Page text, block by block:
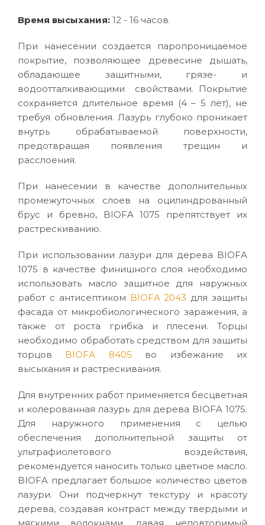
Время высыхания: 12 - 16 часов.
При нанесении создается паропроницаемое
покрытие, позволяющее древесине дышать,
обладающее защитными, грязе- и
водоотталкивающими свойствами. Покрытие
сохраняется длительное время (4 – 5 лет), не
требуя обновления. Лазурь глубоко проникает
внутрь обрабатываемой поверхности,
предотвращая появления трещин и
расслоения.
При нанесении в качестве дополнительных
промежуточных слоев на оцилиндрованный
брус и бревно, BIOFA 1075 препятствует их
растрескиванию.
При использовании лазури для дерева BIOFA
1075 в качестве финишного слоя необходимо
использовать масло защитное для наружных
работ с антисептиком BIOFA 2043 для защиты
фасада от микробиологического заражения, а
также от роста грибка и плесени. Торцы
необходимо обработать средством для защиты
торцов BIOFA 8405 во избежание их
высыхания и растрескивания.
Для внутренних работ применяется бесцветная
и колерованная лазурь для дерева BIOFA 1075.
Для наружного применения с целью
обеспечения дополнительной защиты от
ультрафиолетового воздействия,
рекомендуется наносить только цветное масло.
BIOFA предлагает большое количество цветов
лазури. Они подчеркнут текстуру и красоту
дерева, создавая контраст между твердыми и